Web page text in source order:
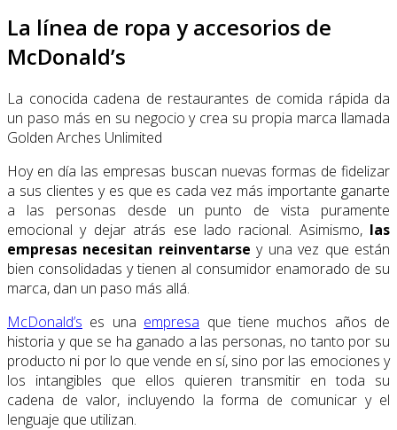
La línea de ropa y accesorios de
McDonald’s
La conocida cadena de restaurantes de comida rápida da
un paso más en su negocio y crea su propia marca llamada
Golden Arches Unlimited
Hoy en día las empresas buscan nuevas formas de fidelizar
a sus clientes y es que es cada vez más importante ganarte
a las personas desde un punto de vista puramente
emocional y dejar atrás ese lado racional. Asimismo, las
empresas necesitan reinventarse y una vez que están
bien consolidadas y tienen al consumidor enamorado de su
marca, dan un paso más allá.
McDonald’s es una empresa que tiene muchos años de
historia y que se ha ganado a las personas, no tanto por su
producto ni por lo que vende en sí, sino por las emociones y
los intangibles que ellos quieren transmitir en toda su
cadena de valor, incluyendo la forma de comunicar y el
lenguaje que utilizan.